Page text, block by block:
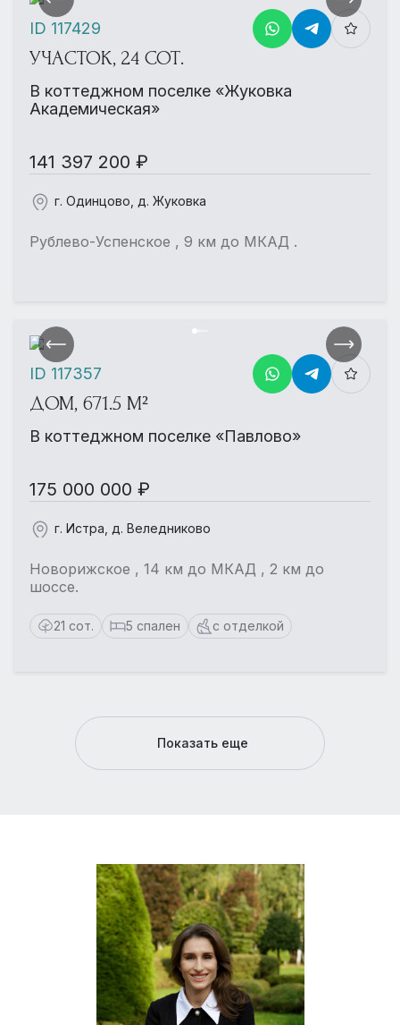
УЧАСТОК, 24 СОТ.
В коттеджном поселке «Жуковка
Академическая»
141 397 200 ₽
г. Одинцово, д. Жуковка
Рублево-Успенское , 9 км до МКАД .
ID 117429
ДОМ, 671.5 М²
В коттеджном поселке «Павлово»
175 000 000 ₽
г. Истра, д. Веледниково
Новорижское , 14 км до МКАД , 2 км до
шоссе.
21 сот. 5 спален с отделкой
ID 117357
Показать еще